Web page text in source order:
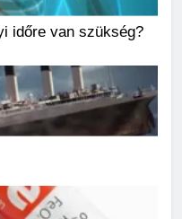
időre van szükség?